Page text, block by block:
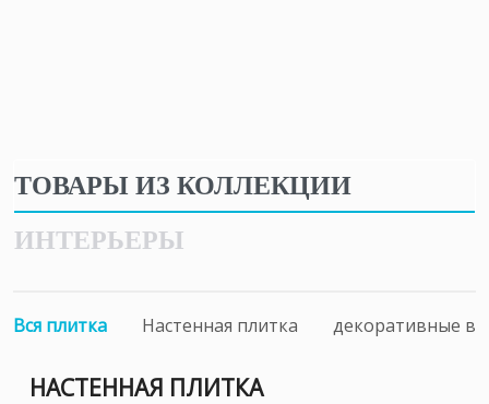
ТОВАРЫ ИЗ КОЛЛЕКЦИИ
ИНТЕРЬЕРЫ
Вся плитка Настенная плитка декоративные
НАСТЕННАЯ ПЛИТКА